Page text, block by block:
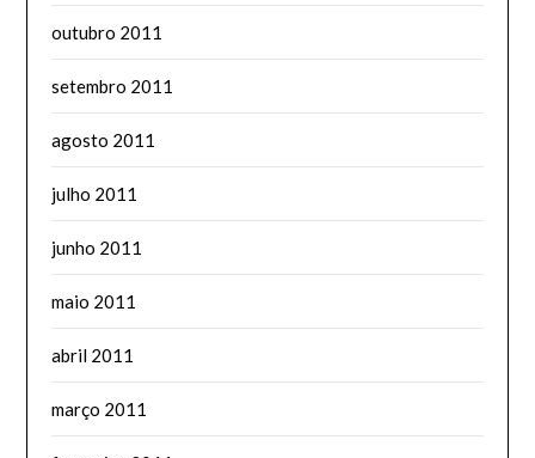
outubro 2011
setembro 2011
agosto 2011
julho 2011
junho 2011
maio 2011
abril 2011
março 2011